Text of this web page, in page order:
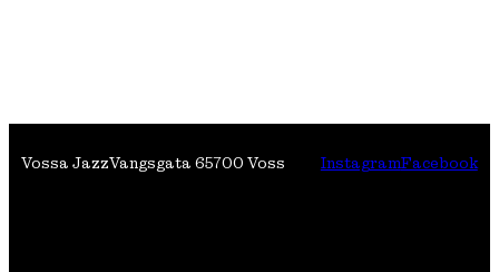
Vossa JazzVangsgata 65700 Voss InstagramFacebook